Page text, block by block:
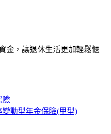
金，讓退休生活更加輕鬆愜
險
動型年金保險(甲型)